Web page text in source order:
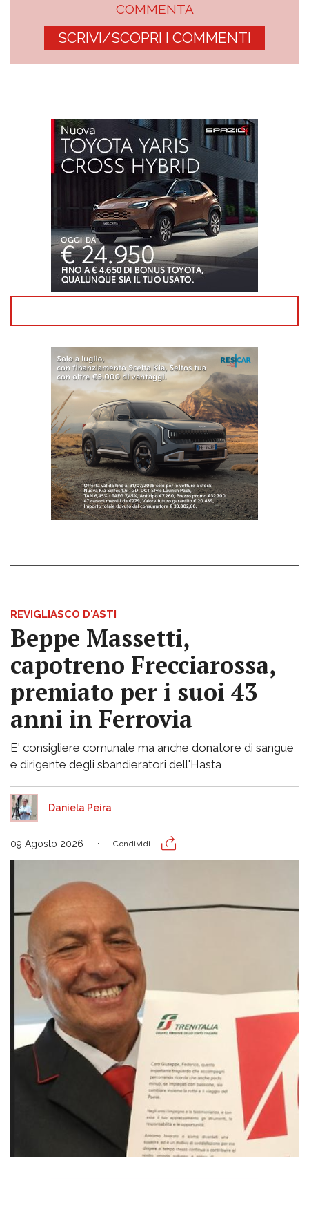
COMMENTA
SCRIVI/SCOPRI I COMMENTI
REVIGLIASCO D'ASTI
Beppe Massetti,
capotreno Frecciarossa,
premiato per i suoi 43
anni in Ferrovia
E' consigliere comunale ma anche donatore di sangue
e dirigente degli sbandieratori dell'Hasta
Daniela Peira
09 Agosto 2026 Condividi